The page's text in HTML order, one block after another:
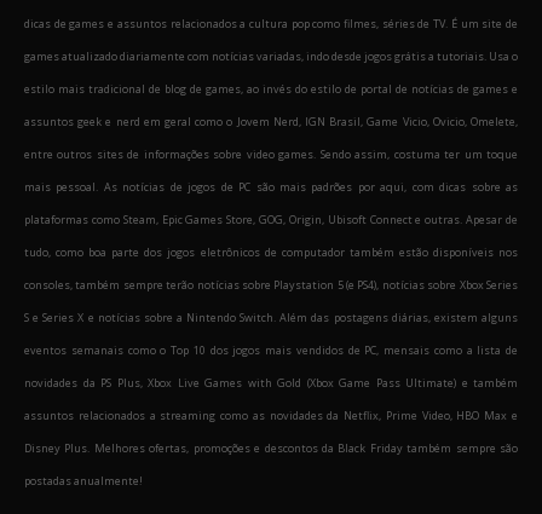
dicas de games e assuntos relacionados a cultura pop como filmes, séries de TV. É um site de
games atualizado diariamente com notícias variadas, indo desde jogos grátis a tutoriais. Usa o
estilo mais tradicional de blog de games, ao invés do estilo de portal de notícias de games e
assuntos geek e nerd em geral como o Jovem Nerd, IGN Brasil, Game Vicio, Ovicio, Omelete,
entre outros sites de informações sobre video games. Sendo assim, costuma ter um toque
mais pessoal. As notícias de jogos de PC são mais padrões por aqui, com dicas sobre as
plataformas como Steam, Epic Games Store, GOG, Origin, Ubisoft Connect e outras. Apesar de
tudo, como boa parte dos jogos eletrônicos de computador também estão disponíveis nos
consoles, também sempre terão notícias sobre Playstation 5 (e PS4), notícias sobre Xbox Series
S e Series X e notícias sobre a Nintendo Switch. Além das postagens diárias, existem alguns
eventos semanais como o Top 10 dos jogos mais vendidos de PC, mensais como a lista de
novidades da PS Plus, Xbox Live Games with Gold (Xbox Game Pass Ultimate) e também
assuntos relacionados a streaming como as novidades da Netflix, Prime Video, HBO Max e
Disney Plus. Melhores ofertas, promoções e descontos da Black Friday também sempre são
postadas anualmente!